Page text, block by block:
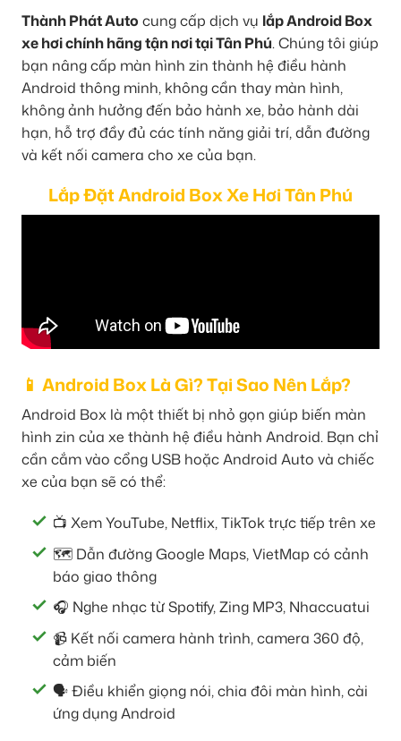
Thành Phát Auto cung cấp dịch vụ lắp Android Box
xe hơi chính hãng tận nơi tại Tân Phú. Chúng tôi giúp
bạn nâng cấp màn hình zin thành hệ điều hành
Android thông minh, không cần thay màn hình,
không ảnh hưởng đến bảo hành xe, bảo hành dài
hạn, hỗ trợ đầy đủ các tính năng giải trí, dẫn đường
và kết nối camera cho xe của bạn.
Lắp Đặt Android Box Xe Hơi Tân Phú
📱 Android Box Là Gì? Tại Sao Nên Lắp?
Android Box là một thiết bị nhỏ gọn giúp biến màn
hình zin của xe thành hệ điều hành Android. Bạn chỉ
cần cắm vào cổng USB hoặc Android Auto và chiếc
xe của bạn sẽ có thể:
📺 Xem YouTube, Netflix, TikTok trực tiếp trên xe
🗺️ Dẫn đường Google Maps, VietMap có cảnh
báo giao thông
🎧 Nghe nhạc từ Spotify, Zing MP3, Nhaccuatui
📹 Kết nối camera hành trình, camera 360 độ,
cảm biến
🗣️ Điều khiển giọng nói, chia đôi màn hình, cài
ứng dụng Android